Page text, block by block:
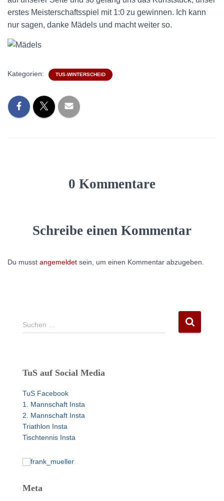
erstes Meisterschaftsspiel mit 1:0 zu gewinnen. Ich kann
nur sagen, danke Mädels und macht weiter so.
Kategorien: TUS-WINTERSCHEID
0 Kommentare
Schreibe einen Kommentar
Du musst angemeldet sein, um einen Kommentar abzugeben.
S
u
n
a
c
h
:
Suchen …
TuS auf Social Media
TuS Facebook
1. Mannschaft Insta
2. Mannschaft Insta
Triathlon Insta
Tischtennis Insta
Meta